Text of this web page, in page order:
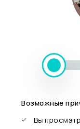
Возможные
Вы